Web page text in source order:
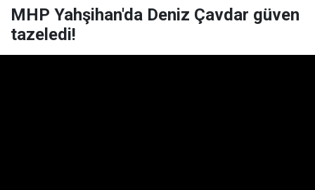
MHP Yahşihan'da Deniz Çavdar güven
tazeledi!